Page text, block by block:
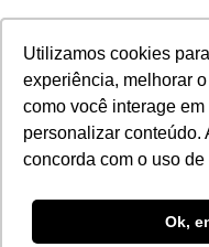
Utilizamos cookies
experiência, melhorar
como você interage
personalizar conteúdo.
concorda com o uso de
Ok,
Utilizamos cookies
experiência, melhorar
como você interage
personalizar conteúdo.
concorda com o uso de
Ok,